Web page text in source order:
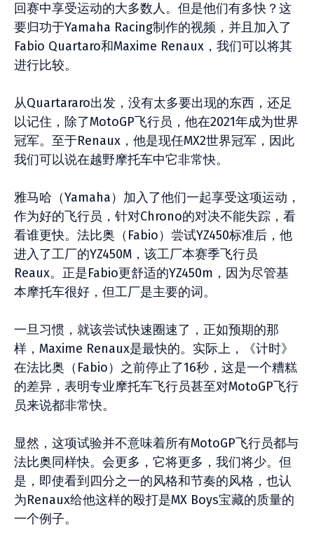
回赛中享受运动的大多数人。但是他们有多快？这
要归功于Yamaha Racing制作的视频，并且加入了
Fabio Quartaro和Maxime Renaux，我们可以将其
进行比较。
从Quartararo出发，没有太多要出现的东西，还足
以记住，除了MotoGP飞行员，他在2021年成为世界
冠军。至于Renaux，他是现任MX2世界冠军，因此
我们可以说在越野摩托车中它非常快。
雅马哈（Yamaha）加入了他们一起享受这项运动，
作为好的飞行员，针对Chrono的对决不能失踪，看
看谁更快。法比奥（Fabio）尝试YZ450标准后，他
进入了工厂的YZ450M，该工厂本赛季飞行员
Reaux。正是Fabio更舒适的YZ450m，因为尽管基
本摩托车很好，但工厂是主要的词。
一旦习惯，就该尝试快速圈速了，正如预期的那
样，Maxime Renaux是最快的。实际上，《计时》
在法比奥（Fabio）之前停止了16秒，这是一个糟糕
的差异，表明专业摩托车飞行员甚至对MotoGP飞行
员来说都非常快。
显然，这项试验并不意味着所有MotoGP飞行员都与
法比奥同样快。会更多，它将更多，我们将少。但
是，即使看到四分之一的风格和节奏的风格，也认
为Renaux给他这样的殴打是MX Boys宝藏的质量的
一个例子。